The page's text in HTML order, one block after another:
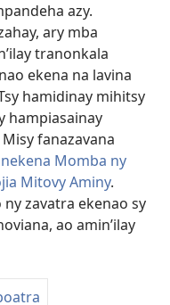
azy.
ary mba
tranonkala
ekena na lavina
hamidinay mihitsy
hampiasainay
fanazavana
Momba ny
Mitovy Aminy.
zavatra ekenao sy
ao amin’ilay
Jehovah
Society of Pennsylvania.